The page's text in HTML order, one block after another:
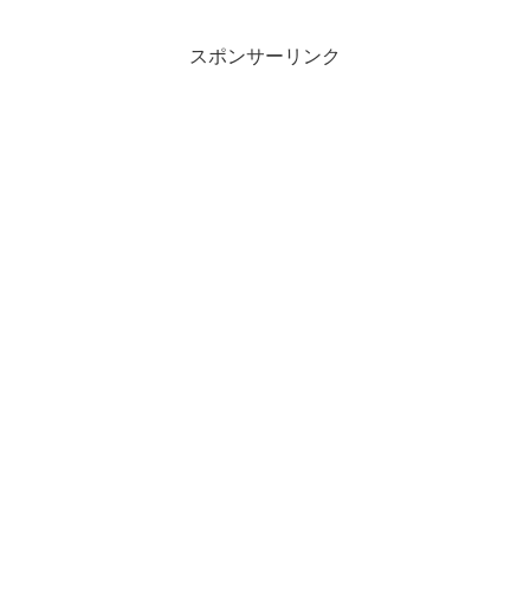
スポンサーリンク